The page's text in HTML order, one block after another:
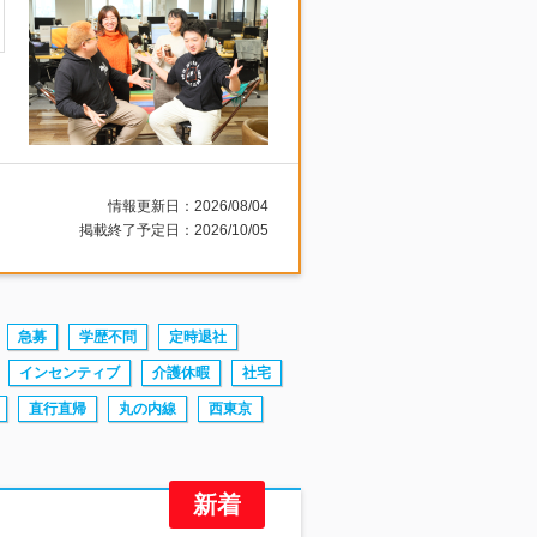
情報更新日：2026/08/04
掲載終了予定日：2026/10/05
急募 学歴不問 定時退社
インセンティブ 介護休暇 社宅
直行直帰 丸の内線 西東京